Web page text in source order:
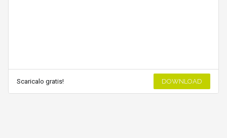
Scaricalo gratis! DOWNLOAD